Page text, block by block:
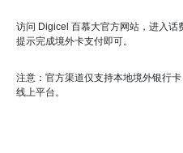
访问 Digicel 百慕大官方网站，进入
提示完成境外卡支付即可。
注意：官方渠道仅支持本地境外银行
线上平台。